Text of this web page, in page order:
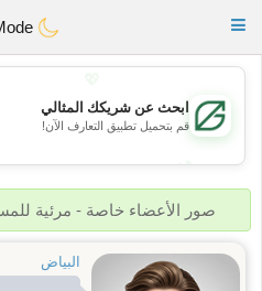
Dating
Toggle
💕
ابحث عن شريكك المثالي
قم بتحميل تطبيق التعارف الآن!
صور الأعضاء خاصة - مرئية
البياض